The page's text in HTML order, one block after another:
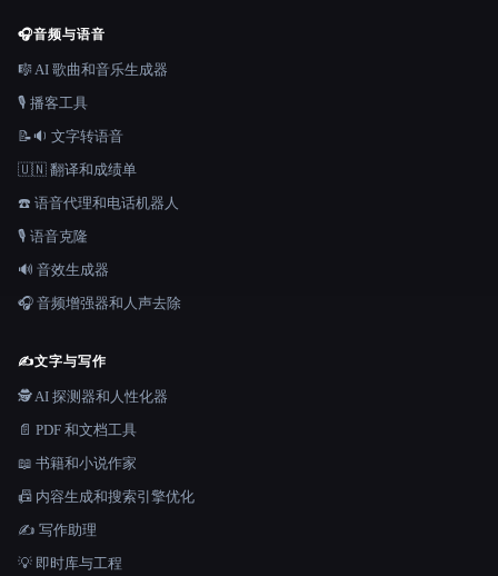
🎧音频与语音
🎼 AI 歌曲和音乐生成器
🎙️ 播客工具
📝🔉 文字转语音
🇺🇳 翻译和成绩单
☎️ 语音代理和电话机器人
🎙️ 语音克隆
🔊 音效生成器
🎧 音频增强器和人声去除
✍️文字与写作
🕵️ AI 探测器和人性化器
📄 PDF 和文档工具
📖 书籍和小说作家
📠 内容生成和搜索引擎优化
✍️ 写作助理
💡 即时库与工程